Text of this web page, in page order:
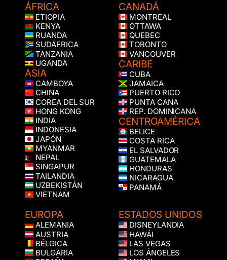
ÁFRICA
ETIOPIA
KENYA
RUANDA
SUDÁFRICA
TANZANIA
UGANDA
ASIA
CAMBOYA
CHINA
COREA DEL SUR
HONG KONG
INDIA
INDONESIA
JAPÓN
MYANMAR
NEPAL
SINGAPUR
TAILANDIA
UZBEKISTÁN
VIETNAM
CANADÁ
MONTREAL
OTTAWA
QUEBEC
TORONTO
VANCOUVER
CARIBE
CUBA
JAMAICA
PUERTO RICO
PUNTA CANA
REP. DOMINICANA
CENTROAMÉRICA
BELICE
COSTA RICA
EL SALVADOR
GUATEMALA
HONDURAS
NICARAGUA
PANAMÁ
EUROPA
ALEMANIA
AUSTRIA
BÉLGICA
BULGARIA
ESTADOS UNIDOS
DISNEYLANDIA
HAWÁI
LAS VEGAS
LOS ÁNGELES